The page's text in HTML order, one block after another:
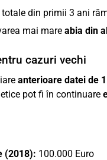
din primii 3 ani
mai mare abia din
cazuri vechi
anterioare datei de
pot fi în continuare
(2018): 100.000 Euro